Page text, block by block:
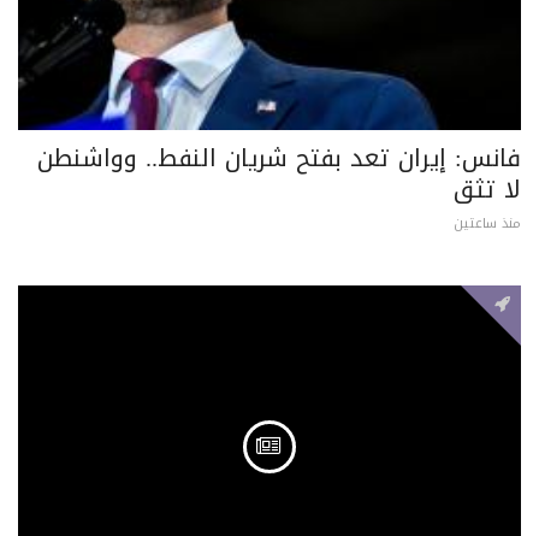
فانس: إيران تعد بفتح شريان النفط.. وواشنطن
لا تثق
منذ ساعتين